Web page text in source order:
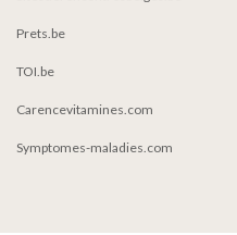
Prets.be
TOI.be
Carencevitamines.com
Symptomes-maladies.com